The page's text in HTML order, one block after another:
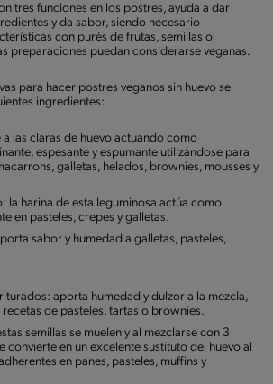
tres funciones en los postres, ayuda a dar
y da sabor, siendo necesario
con purés de frutas, semillas o
preparaciones puedan considerarse veganas.
para hacer postres veganos sin huevo se
ingredientes:
las claras de huevo actuando como
espesante y espumante utilizándose para
galletas, helados, brownies, mousses y
la harina de esta leguminosa actúa como
en pasteles, crepes y galletas.
sabor y humedad a galletas, pasteles,
aporta humedad y dulzor a la mezcla,
de pasteles, tartas o brownies.
semillas se muelen y al mezclarse con 3
convierte en un excelente sustituto del huevo al
en panes, pasteles, muffins y